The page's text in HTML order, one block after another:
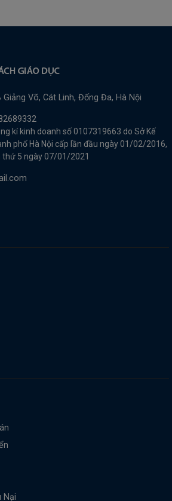
Giảng Võ, Cát Linh, Đống Đa, Hà Nội
kí kinh doanh số 0107319663 do Sở Kế
phố Hà Nội cấp lần đầu ngày 01/02/2016,
thứ 5 ngày 07/01/2021
Nại